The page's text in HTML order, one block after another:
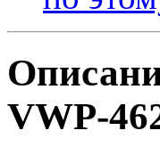
VWP-